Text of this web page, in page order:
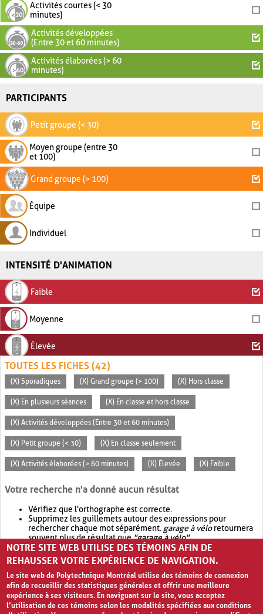
Activités courtes (< 30
minutes)
Activités développées
(Entre 30 et 60 minutes)
Activités élaborées (> 60
minutes)
PARTICIPANTS
Petit groupe (< 30)
Moyen groupe (entre 30
et 100)
Grand groupe (> 100)
Équipe
Individuel
INTENSITÉ D'ANIMATION
Faible
Moyenne
Élevée
TOUTES LES FICHES (42)
(X) Sporadiques (X) Grand groupe (> 100) (X) Hors classe
(X) En plusieurs séances (X) En classe et hors classe
(X) Activités développées (Entre 30 et 60 minutes)
(X) Petit groupe (< 30) (X) En classe seulement
(X) Activités élaborées (> 60 minutes) (X) Élevée (X) Faible
Votre recherche n'a donné aucun résultat
Vérifiez que l'orthographe est correcte.
Supprimez les guillemets autour des expressions pour
rechercher chaque mot séparément. garage à véloretournera
souvent plus de résultat que"garage à vélo".
Envisagez d'élargir votre recherche avec OR.garage OR vélo
retournera souvent plus de résultat quegarage à vélo
NOTRE SITE WEB UTILISE DES TÉMOINS AFIN DE
REHAUSSER VOTRE EXPÉRIENCE DE NAVIGATION.
Le site web de Polytechnique Montréal utilise des témoins de connexion
afin de recueillir des statistiques générales et offrir une meilleure
expérience à ses visiteurs. En naviguant sur le site, vous acceptez
l’utilisation de ces témoins selon les modalités spécifiées aux conditions